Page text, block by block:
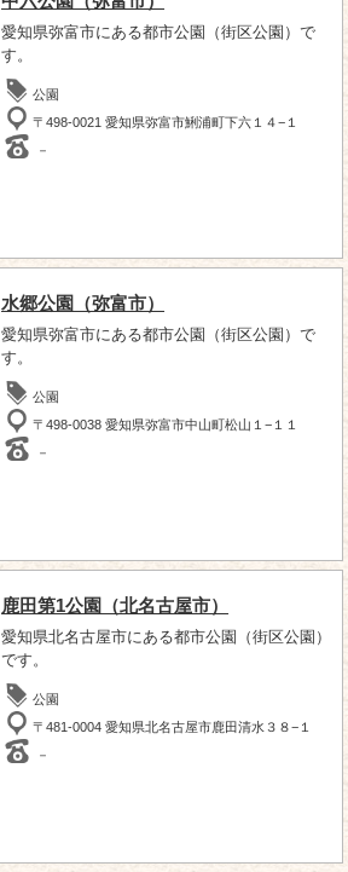
愛知県弥富市にある都市公園（街区公園）で
す。
公園
〒498-0021 愛知県弥富市鯏浦町下六１４−１
－
水郷公園（弥富市）
愛知県弥富市にある都市公園（街区公園）で
す。
公園
〒498-0038 愛知県弥富市中山町松山１−１１
－
鹿田第1公園（北名古屋市）
愛知県北名古屋市にある都市公園（街区公園）
です。
公園
〒481-0004 愛知県北名古屋市鹿田清水３８−１
－